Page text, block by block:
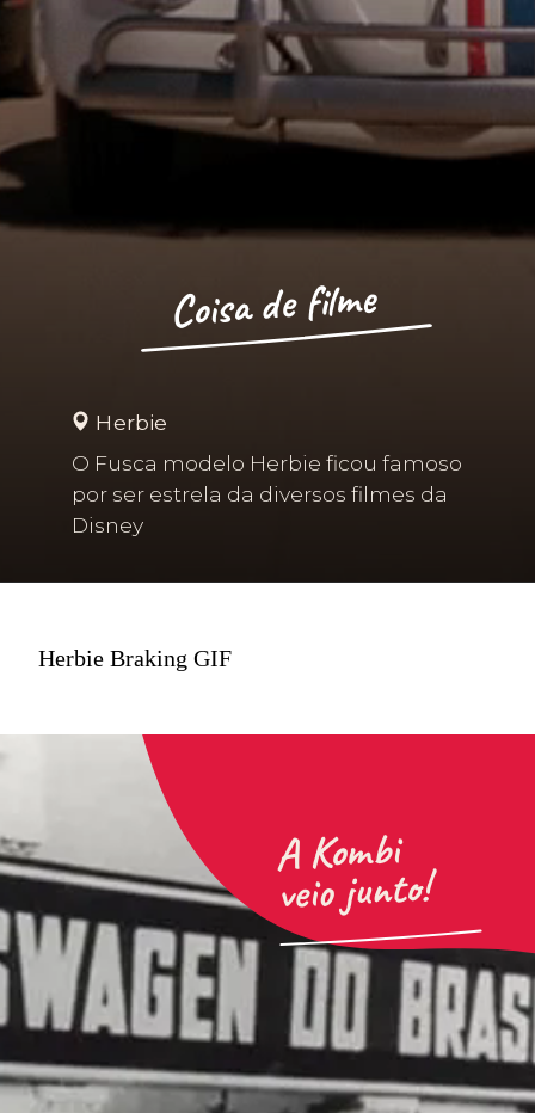
Herbie
O Fusca modelo Herbie ficou famoso
por ser estrela da diversos filmes da
Disney
Coisa de filme
Herbie Braking GIF
A Kombi
veio junto!